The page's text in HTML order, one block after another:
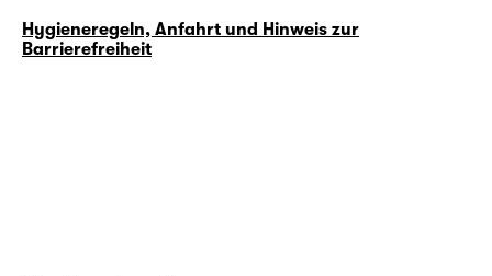
Hygieneregeln, Anfahrt und Hinweis zur
Barrierefreiheit